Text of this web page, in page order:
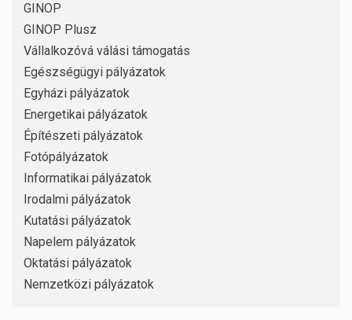
GINOP
GINOP Plusz
Vállalkozóvá válási támogatás
Egészségügyi pályázatok
Egyházi pályázatok
Energetikai pályázatok
Építészeti pályázatok
Fotópályázatok
Informatikai pályázatok
Irodalmi pályázatok
Kutatási pályázatok
Napelem pályázatok
Oktatási pályázatok
Nemzetközi pályázatok